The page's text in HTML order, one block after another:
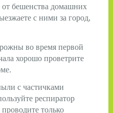
от бешенства домашних
с ними за город,
во время первой
хорошо проветрите
с частичками
респиратор
только